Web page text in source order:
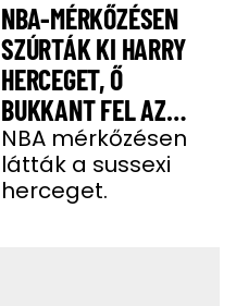
NBA-MÉRKŐZÉSEN
SZÚRTÁK KI HARRY
HERCEGET, Ő
BUKKANT FEL AZ
OLDALÁN
NBA mérkőzésen
látták a sussexi
herceget.